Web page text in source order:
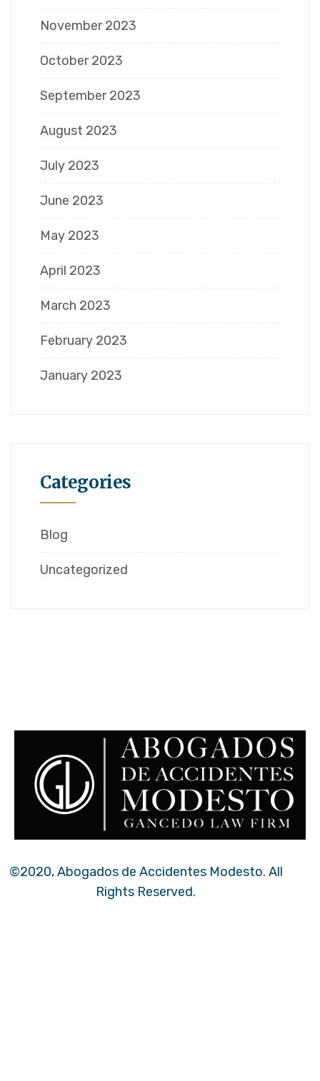
November 2023
October 2023
September 2023
August 2023
July 2023
June 2023
May 2023
April 2023
March 2023
February 2023
January 2023
Categories
Blog
Uncategorized
©2020, Abogados de Accidentes Modesto. All
Rights Reserved.